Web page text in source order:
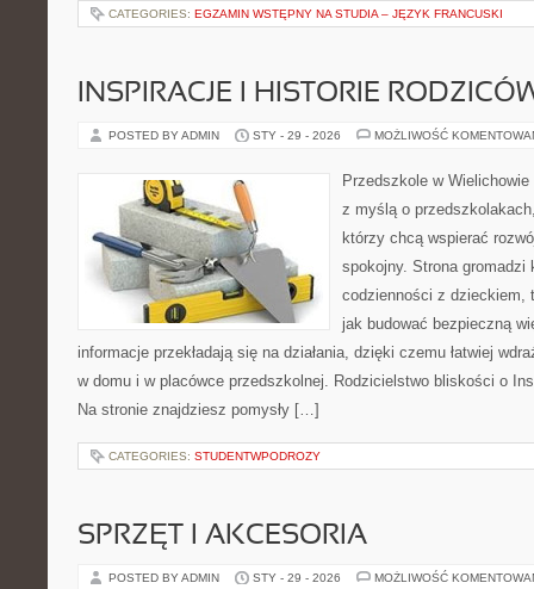
CATEGORIES: EGZAMIN WSTĘPNY NA STUDIA – JĘZYK FRANCUSKI
INSPIRACJE I HISTORIE
POSTED BY ADMIN STY - 29 - 2026 MOŻLIWOŚĆ
Przedszkole w
z myślą o
którzy chcą wspierać
spokojny. Strona gromadzi
codzienności z dzieckiem,
jak budować bezpieczną
informacje przekładają się na działania, dzięki czemu łatwiej
w domu i w placówce przedszkolnej. Rodzicielstwo bliskości o
Na stronie znajdziesz pomysły […]
CATEGORIES: STUDENTWPODROZY
SPRZĘT I AKCESORIA
POSTED BY ADMIN STY - 29 - 2026 MOŻLIWOŚĆ